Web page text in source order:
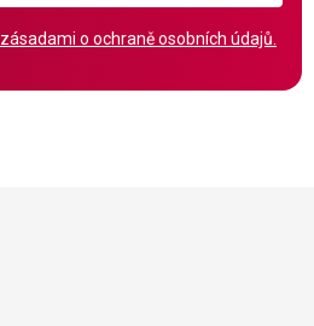
zásadami o ochraně osobních údajů.